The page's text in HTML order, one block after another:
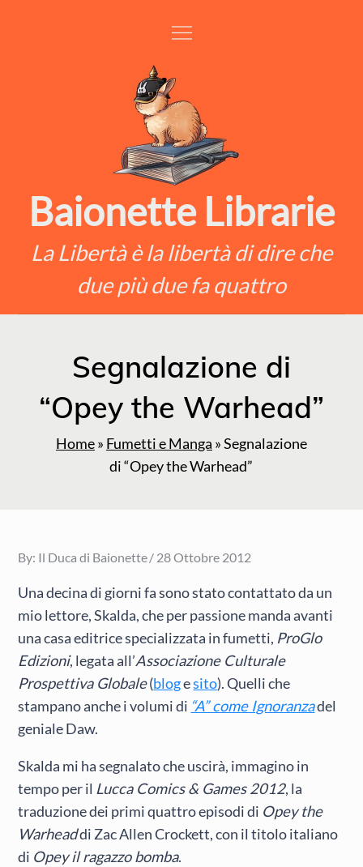
Baionette Librarie
La Libertà è la libertà di dire che
due più due fa quattro
Segnalazione di
“Opey the Warhead”
Home» Fumetti e Manga »Segnalazione
di “Opey the Warhead”
By: Il Duca di Baionette Posted
28 Ottobre 2012
Una decina di giorni fa sono stato contattato da un
mio lettore, Skalda, che per passione manda avanti
una casa editrice specializzata in fumetti, ProGlo
Edizioni, legata all’Associazione Culturale
Prospettiva Globale(blogesito). Quelli che
stampano anche i volumi di “A” come Ignoranzadel
geniale Daw.
Skalda mi ha segnalato che uscirà, immagino in
tempo per il Lucca Comics & Games 2012, la
traduzione dei primi quattro episodi di Opey the
Warheaddi Zac Allen Crockett, con il titolo italiano
di Opey il ragazzo bomba.